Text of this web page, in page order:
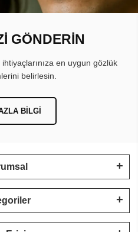
GÖNDERİN
en uygun gözlük
belirlesin.
BILGI